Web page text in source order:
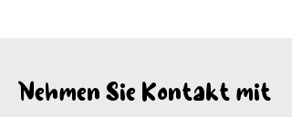
Nehmen Sie Kontakt mit